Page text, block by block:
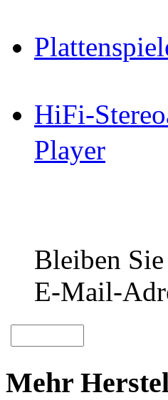
HiFi-
Player
Bleiben
E-Mail-
Mehr